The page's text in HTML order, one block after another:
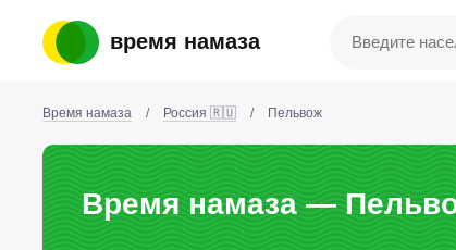
время намаза
Время намаза / Россия 🇷🇺 / Пельвож
Время намаза —